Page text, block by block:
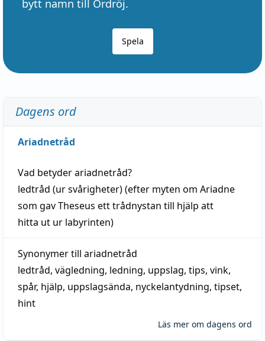
bytt namn till Ordröj.
Spela
Dagens ord
Ariadnetråd
Vad betyderariadnetråd?
ledtråd (ur svårigheter) (efter myten om Ariadne
som gav Theseus ett trådnystan till hjälp att
hitta ut ur labyrinten)
Synonymer till ariadnetråd
ledtråd, vägledning, ledning, uppslag, tips, vink,
spår, hjälp, uppslagsända, nyckelantydning, tipset,
hint
Läs mer om dagens ord